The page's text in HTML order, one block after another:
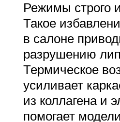
Режимы строго
Такое
в салоне
разрушению
Термическое
усиливает
из коллагена и
помогает